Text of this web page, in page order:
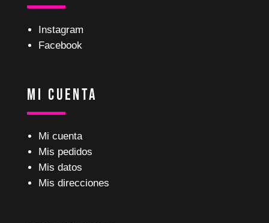
Instagram
Facebook
Mi Cuenta
Mi cuenta
Mis pedidos
Mis datos
Mis direcciones